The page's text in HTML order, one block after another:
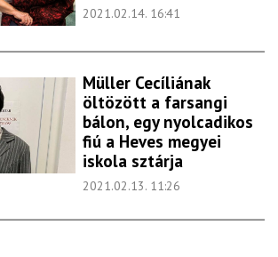
2021.02.14. 16:41
Müller Cecíliának
öltözött a farsangi
bálon, egy nyolcadikos
fiú a Heves megyei
iskola sztárja
2021.02.13. 11:26